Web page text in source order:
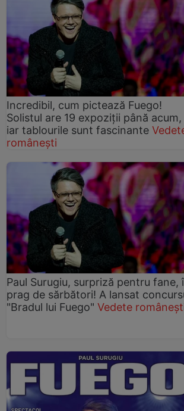
Incredibil, cum pictează Fuego!
Solistul are 19 expoziții până acum,
iar tablourile sunt fascinante
românești
Paul Surugiu, surpriză pentru fane,
prag de sărbători! A lansat
"Bradul lui Fuego" Vedete